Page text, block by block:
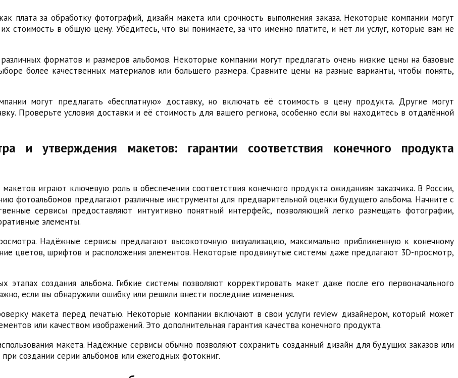
плата за обработку фотографий, дизайн макета или срочность выполнения заказа. Некоторые компании могут
стоимость в общую цену. Убедитесь, что вы понимаете, за что именно платите, и нет ли услуг, которые вам не
форматов и размеров альбомов. Некоторые компании могут предлагать очень низкие цены на базовые
более качественных материалов или большего размера. Сравните цены на разные варианты, чтобы понять,
могут предлагать «бесплатную» доставку, но включать её стоимость в цену продукта. Другие могут
Проверьте условия доставки и её стоимость для вашего региона, особенно если вы находитесь в отдалённой
и утверждения макетов: гарантии соответствия конечного продукта
играют ключевую роль в обеспечении соответствия конечного продукта ожиданиям заказчика. В России,
фотоальбомов предлагают различные инструменты для предварительной оценки будущего альбома. Начните с
сервисы предоставляют интуитивно понятный интерфейс, позволяющий легко размещать фотографии,
элементы.
Надёжные сервисы предлагают высокоточную визуализацию, максимально приближенную к конечному
цветов, шрифтов и расположения элементов. Некоторые продвинутые системы даже предлагают 3D-просмотр,
этапах создания альбома. Гибкие системы позволяют корректировать макет даже после его первоначального
если вы обнаружили ошибку или решили внести последние изменения.
макета перед печатью. Некоторые компании включают в свои услуги review дизайнером, который может
или качеством изображений. Это дополнительная гарантия качества конечного продукта.
макета. Надёжные сервисы обычно позволяют сохранить созданный дизайн для будущих заказов или
создании серии альбомов или ежегодных фотокниг.